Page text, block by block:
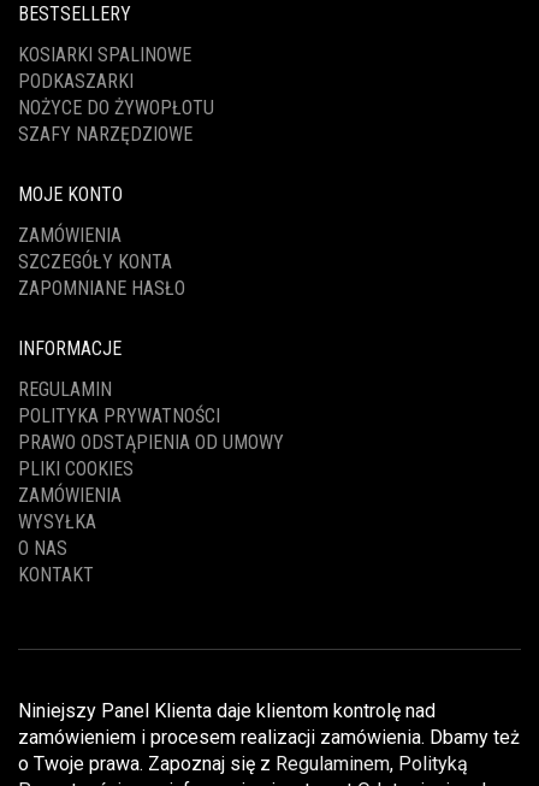
BESTSELLERY
KOSIARKI SPALINOWE
PODKASZARKI
NOŻYCE DO ŻYWOPŁOTU
SZAFY NARZĘDZIOWE
MOJE KONTO
ZAMÓWIENIA
SZCZEGÓŁY KONTA
ZAPOMNIANE HASŁO
INFORMACJE
REGULAMIN
POLITYKA PRYWATNOŚCI
PRAWO ODSTĄPIENIA OD UMOWY
PLIKI COOKIES
ZAMÓWIENIA
WYSYŁKA
O NAS
KONTAKT
Niniejszy Panel Klienta daje klientom kontrolę nad
zamówieniem i procesem realizacji zamówienia. Dbamy też
o Twoje prawa. Zapoznaj się z Regulaminem, Polityką